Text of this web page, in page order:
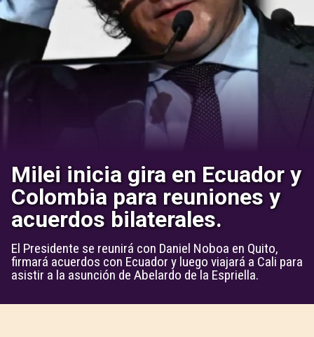
Milei inicia gira en Ecuador y
Colombia para reuniones y
acuerdos bilaterales.
El Presidente se reunirá con Daniel Noboa en Quito,
firmará acuerdos con Ecuador y luego viajará a Cali para
asistir a la asunción de Abelardo de la Espriella.